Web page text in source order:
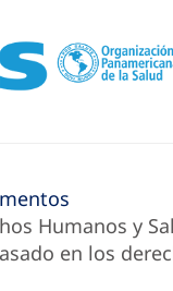
Humanos y
en los